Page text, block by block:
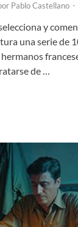
Pablo Castellano -
y
una serie de
de …